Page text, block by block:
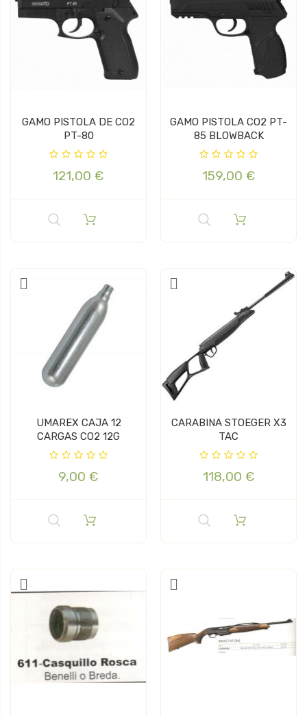
GAMO PISTOLA DE CO2
PT-80
121,00 €
GAMO PISTOLA CO2 PT-
85 BLOWBACK
159,00 €
UMAREX CAJA 12
CARGAS CO2 12G
9,00 €
CARABINA STOEGER X3
TAC
118,00 €